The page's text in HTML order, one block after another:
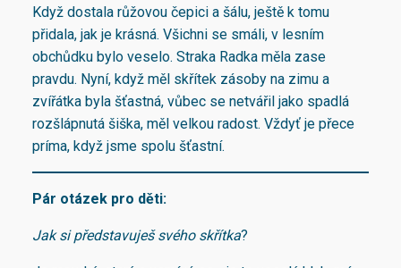
Když dostala růžovou čepici a šálu, ještě k tomu
přidala, jak je krásná. Všichni se smáli, v lesním
obchůdku bylo veselo. Straka Radka měla zase
pravdu. Nyní, když měl skřítek zásoby na zimu a
zvířátka byla šťastná, vůbec se netvářil jako spadlá
rozšlápnutá šiška, měl velkou radost. Vždyť je přece
príma, když jsme spolu šťastní.
Pár otázek pro děti:
Jak si představuješ svého skřítka?